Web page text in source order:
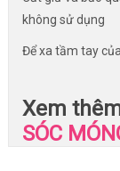
không sử dụng
Để xa tầm tay
Xem
SÓC